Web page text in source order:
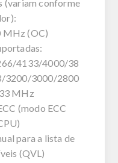
(variam conforme
(OC)
4133/4000/38
3200/3000/2800
MHz
(modo ECC
para a lista de
(QVL)